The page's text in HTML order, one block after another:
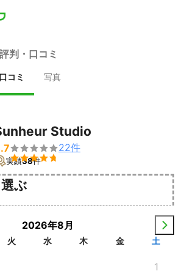
判・口コミ
口コミ 写真
Studio


22件
実績38件
ぶ
2026年8月
火 水 木 金 土
1